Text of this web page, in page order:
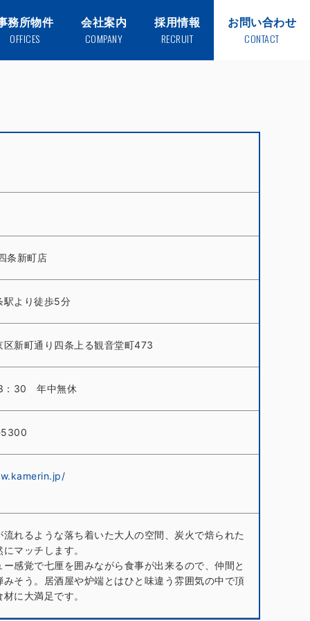
務所物件
OFFICES
会社案内
COMPANY
採用情報
RECRUIT
お問い合わせ
CONTACT
条新町店
駅より徒歩5分
区新町通り四条上る観音堂町473
：30 年中無休
流れるような落ち着いた大人の空間、炭火で焙られた
マッチします。
ー感覚で七厘を囲みながら食事が出来るので、仲間と
みそう。居酒屋や炉端とはひと味違う雰囲気の中で頂
に大満足です。